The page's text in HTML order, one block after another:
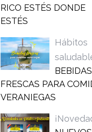
RICO ESTÉS DONDE
ESTÉS
Hábitos
BEBIDAS
FRESCAS PARA
VERANIEGAS